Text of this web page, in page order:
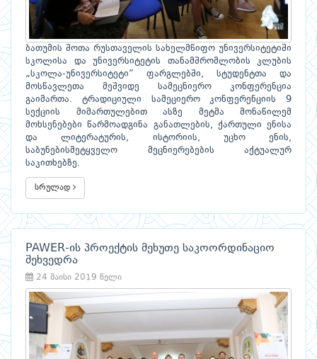
ბათუმის შოთა რუსთაველის სახელმწიფო უნივერსიტეტიში
სკოლისა და უნივერსიტეტის თანამშრომლობის კლუბის
„სკოლა-უნივერსიტეტი” ფარგლებში, სტუდენტთა და
მოსწავლეთა მეშვიდე სამეცნიერო კონფერენცია
გაიმართა. ტრადიციული სამეციერო კონფერენციის 9
სექციის მიმართულებით ასზე მეტმა მონაწილემ
მოხსენებები წარმოადგინა განათლების, ქართული ენისა
და ლიტერატურის, ისტორიის, უცხო ენის,
საბუნებისმეტყველო მეცნიერებების აქტუალურ
საკითხებზე.
სრულად
PAWER-ის პროექტის მეხუთე საკოორდინაციო
შეხვედრა
24 მაისი 2019 წელი